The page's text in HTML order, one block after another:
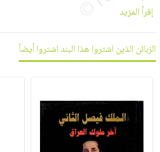
والتخزين
المطبخ
اكسسوارات
كتب
اكسسوارات
ملابس
مطرزات
مختارة
اشتراكات
كل
الاشتراكات
iKitab
متقدم
إقرأ المزيد
الزبائن الذين اشتروا هذا البند اشتروا أيضاً